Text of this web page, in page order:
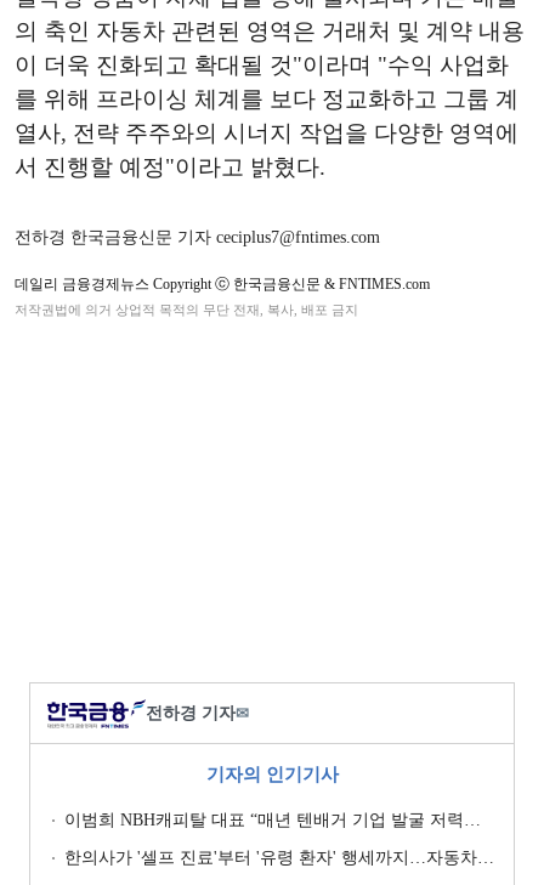
의 축인 자동차 관련된 영역은 거래처 및 계약 내용
이 더욱 진화되고 확대될 것"이라며 "수익 사업화
를 위해 프라이싱 체계를 보다 정교화하고 그룹 계
열사, 전략 주주와의 시너지 작업을 다양한 영역에
서 진행할 예정"이라고 밝혔다.
전하경 한국금융신문 기자 ceciplus7@fntimes.com
데일리 금융경제뉴스 Copyright ⓒ 한국금융신문 & FNTIMES.com
저작권법에 의거 상업적 목적의 무단 전재, 복사, 배포 금지
전하경 기자✉
기자의 인기기사
이범희 NBH캐피탈 대표 “매년 텐배거 기업 발굴 저력…올해 ROE 20% 목표”
한의사가 '셀프 진료'부터 '유령 환자' 행세까지…자동차보험 악용 심각 [경상환자 8주룰 도입 초읽기]